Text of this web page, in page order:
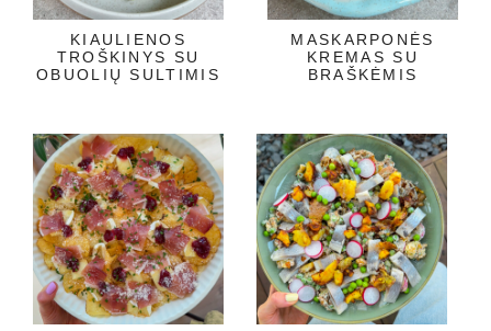
KIAULIENOS
TROŠKINYS SU
OBUOLIŲ SULTIMIS
MASKARPONĖS
KREMAS SU
BRAŠKĖMIS